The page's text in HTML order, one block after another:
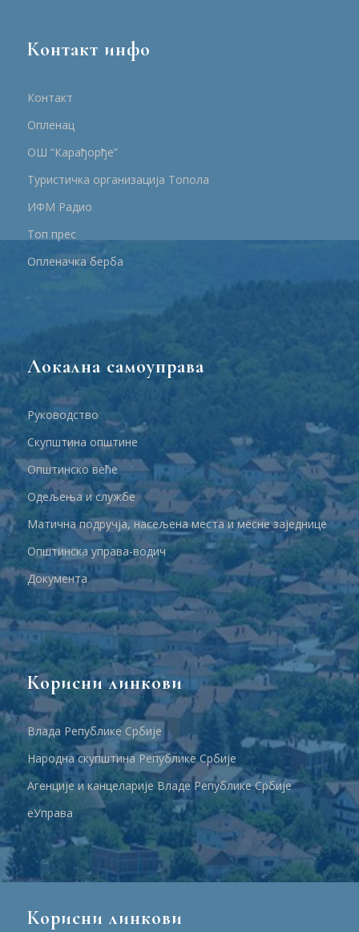
Контакт инфо
Контакт
Опленац
ОШ “Карађорђе”
Туристичка организација Топола
ИФМ Радио
Топ прес
Опленачка берба
Локална самоуправа
Руководство
Скупштина општине
Општинско веће
Одељења и службе
Матична подручја, насељена места и месне заједнице
Општинска управа-водич
Документа
Корисни линкови
Влада Републике Србије
Народна скупштина Републике Србије
Агенције и канцеларије Владе Републике Србије
еУправа
Корисни линкови